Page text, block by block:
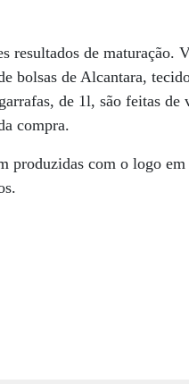
resultados de maturação.
bolsas de Alcantara,
de 1l, são feitas de
compra.
produzidas com o logo